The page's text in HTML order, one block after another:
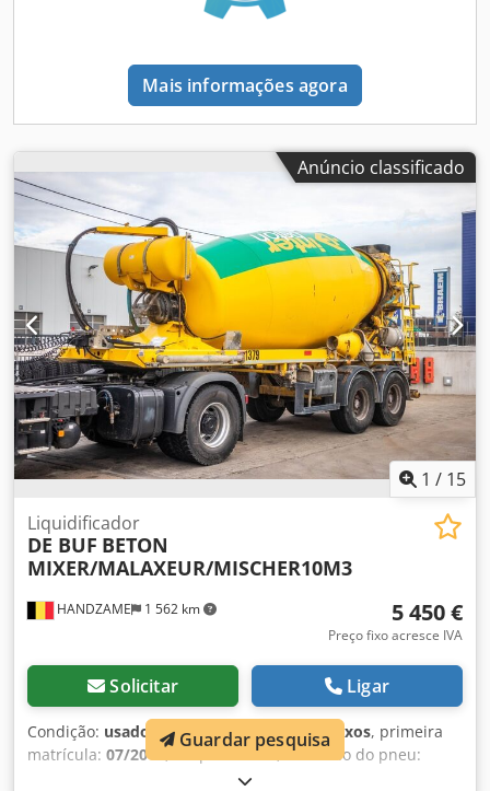
Mais informações agora
Anúncio classificado
1 / 15
HANDZAME 1 562 km
Liquidificador
DE BUF BETON
MIXER/MALAXEUR/MISCHER10M3
5 450 €
Preço fixo acresce IVA
Solicitar Ligar
Condição: usado , configuração de eixo:2 eixos, primeira
matrícula: 07/2015 , suspensão:
, tamanho do pneu:
, distância entre eixos:
Guardar pesquisa